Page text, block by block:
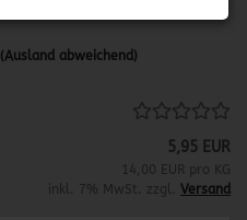
(Ausland abweichend)
5,95 EUR
14,00 EUR pro KG
inkl. 7% MwSt. zzgl. Versand